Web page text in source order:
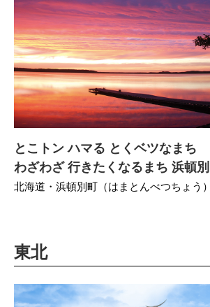
とこトン ハマる とくベツなまち
わざわざ 行きたくなるまち 浜頓別
北海道・浜頓別町（はまとんべつちょう）
東北